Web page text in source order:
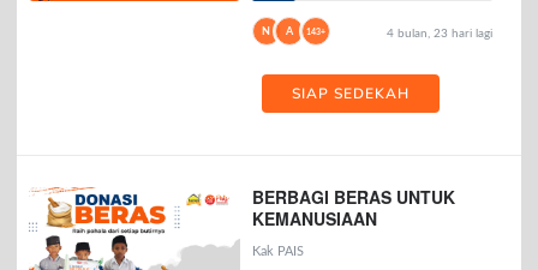
N A 143+ 4 bulan, 23 hari lagi
SIAP SEDEKAH
BERBAGI BERAS UNTUK
KEMANUSIAAN
Kak PAIS